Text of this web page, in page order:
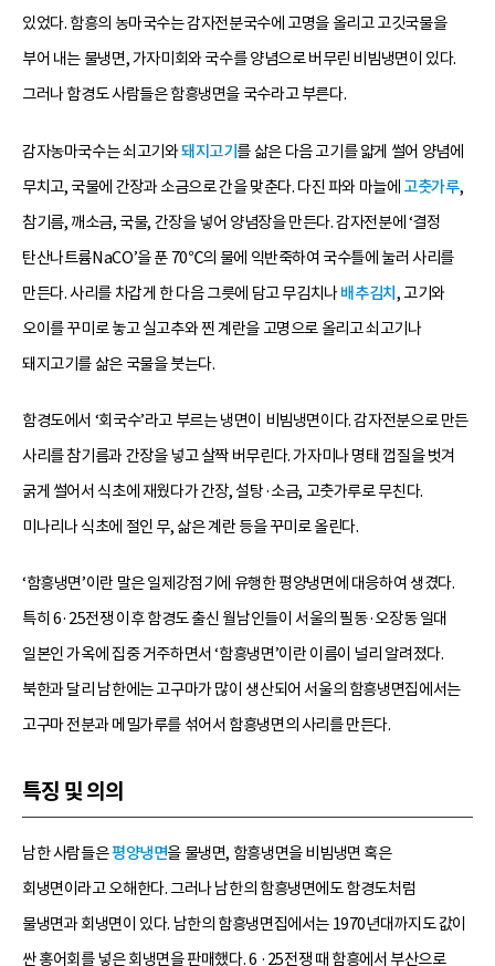
있었다. 함흥의 농마국수는 감자전분국수에 고명을 올리고 고깃국물을
부어 내는 물냉면, 가자미회와 국수를 양념으로 버무린 비빔냉면이 있다.
그러나 함경도 사람들은 함흥냉면을 국수라고 부른다.
감자농마국수는 쇠고기와돼지고기 를 삶은 다음 고기를 얇게 썰어 양념에
무치고, 국물에 간장과 소금으로 간을 맞춘다. 다진 파와 마늘에 고춧가루,
참기름, 깨소금, 국물, 간장을 넣어 양념장을 만든다. 감자전분에 ‘결정
탄산나트륨NaCO’을 푼 70℃의 물에 익반죽하여 국수틀에 눌러 사리를
만든다. 사리를 차갑게 한 다음 그릇에 담고 무김치나배추김치 , 고기와
오이를 꾸미로 놓고 실고추와 찐 계란을 고명으로 올리고 쇠고기나
돼지고기를 삶은 국물을 붓는다.
함경도에서 ‘회국수’라고 부르는 냉면이 비빔냉면이다. 감자전분으로 만든
사리를 참기름과 간장을 넣고 살짝 버무린다. 가자미나 명태 껍질을 벗겨
굵게 썰어서 식초에 재웠다가 간장, 설탕·소금, 고춧가루로 무친다.
미나리나 식초에 절인 무, 삶은 계란 등을 꾸미로 올린다.
‘함흥냉면’이란 말은 일제강점기에 유행한 평양냉면에 대응하여 생겼다.
특히 6·25전쟁 이후 함경도 출신 월남인들이 서울의 필동·오장동 일대
일본인 가옥에 집중 거주하면서 ‘함흥냉면’이란 이름이 널리 알려졌다.
북한과 달리 남한에는 고구마가 많이 생산되어 서울의 함흥냉면집에서는
고구마 전분과 메밀가루를 섞어서 함흥냉면의 사리를 만든다.
특징 및 의의
남한 사람들은평양냉면을 물냉면, 함흥냉면을 비빔냉면 혹은
회냉면이라고 오해한다. 그러나 남한의 함흥냉면에도 함경도처럼
물냉면과 회냉면이 있다. 남한의 함흥냉면집에서는 1970년대까지도 값이
싼 홍어회를 넣은 회냉면을 판매했다. 6 ·25전쟁 때 함흥에서 부산으로